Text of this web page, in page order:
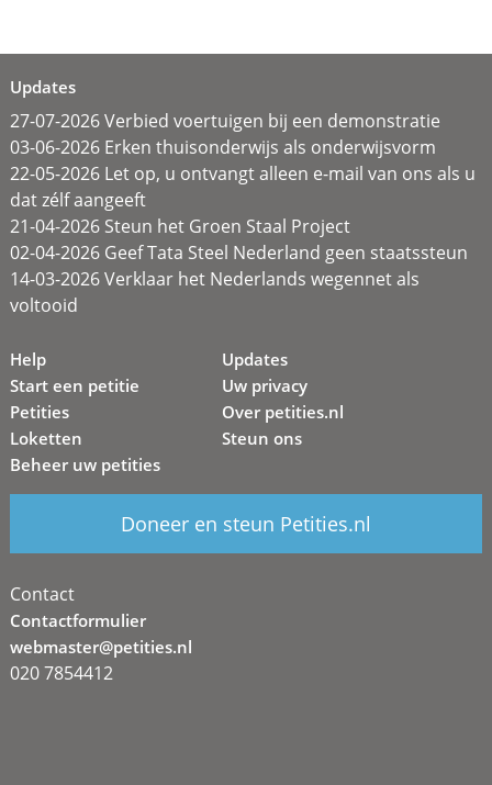
Updates
27-07-2026 Verbied voertuigen bij een demonstratie
03-06-2026 Erken thuisonderwijs als onderwijsvorm
22-05-2026 Let op, u ontvangt alleen e-mail van ons als u
dat zélf aangeeft
21-04-2026 Steun het Groen Staal Project
02-04-2026 Geef Tata Steel Nederland geen staatssteun
14-03-2026 Verklaar het Nederlands wegennet als
voltooid
Help
Start een petitie
Petities
Loketten
Beheer uw petities
Updates
Uw privacy
Over petities.nl
Steun ons
Doneer en steun Petities.nl
Contact
Contactformulier
webmaster@petities.nl
020 7854412